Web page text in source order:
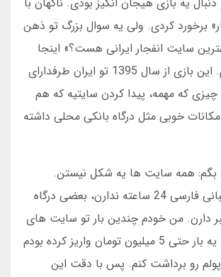
برخورد کردی. ولی یه سوال بزرگ تو ذهن
سایت انفجار ایرانی هست؟» اینجا
جواب رو می دیم. این بازی از سال 1395 تو ایران طرفدارای
چیزی که مهمه، پیدا کردن سایتیه که هم
خوبی مثل درگاه بانکی محلی داشته
بگم: همه سایت ها یه شکل نیستن.
بعضیاشون پشتیبانی فارسی 24 ساعته ندارن، بعضی درگاه
دارن. من خودم چندین بار تو سایت های
نامعتبر گیر کردم. یه بار حتی 5 میلیون تومان واریز کرده بودم
رو برداشت کنم. پس با دقت این